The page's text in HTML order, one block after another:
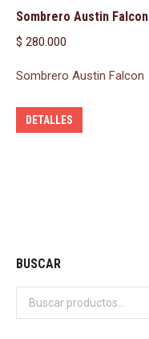
Sombrero Austin Falcon
$ 280.000
Sombrero Austin Falcon
DETALLES
BUSCAR